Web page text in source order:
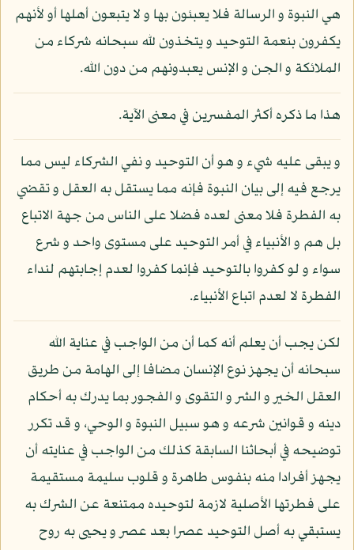
هي النبوة و الرسالة فلا يعبئون بها و لا يتبعون أهلها أو لأنهم
يكفرون بنعمة التوحيد و يتخذون لله سبحانه شركاء من
الملائكة و الجن و الإنس يعبدونهم من دون الله.
هذا ما ذكره أكثر المفسرين في معنى الآية.
و يبقى عليه شيء و هو أن التوحيد و نفي الشركاء ليس مما
يرجع فيه إلى بيان النبوة فإنه مما يستقل به العقل و تقضي
به الفطرة فلا معنى لعده فضلا على الناس من جهة الاتباع
بل هم و الأنبياء في أمر التوحيد على مستوى واحد و شرع
سواء و لو كفروا بالتوحيد فإنما كفروا لعدم إجابتهم لنداء
الفطرة لا لعدم اتباع الأنبياء.
لكن يجب أن يعلم أنه كما أن من الواجب في عناية الله
سبحانه أن يجهز نوع الإنسان مضافا إلى الهامة من طريق
العقل الخير و الشر و التقوى و الفجور بما يدرك به أحكام
دينه و قوانين شرعه و هو سبيل النبوة و الوحي، و قد تكرر
توضيحه في أبحاثنا السابقة كذلك من الواجب في عنايته أن
يجهز أفرادا منه بنفوس طاهرة و قلوب سليمة مستقيمة
على فطرتها الأصلية لازمة لتوحيده ممتنعة عن الشرك به
يستبقي به أصل التوحيد عصرا بعد عصر و يحيى به روح